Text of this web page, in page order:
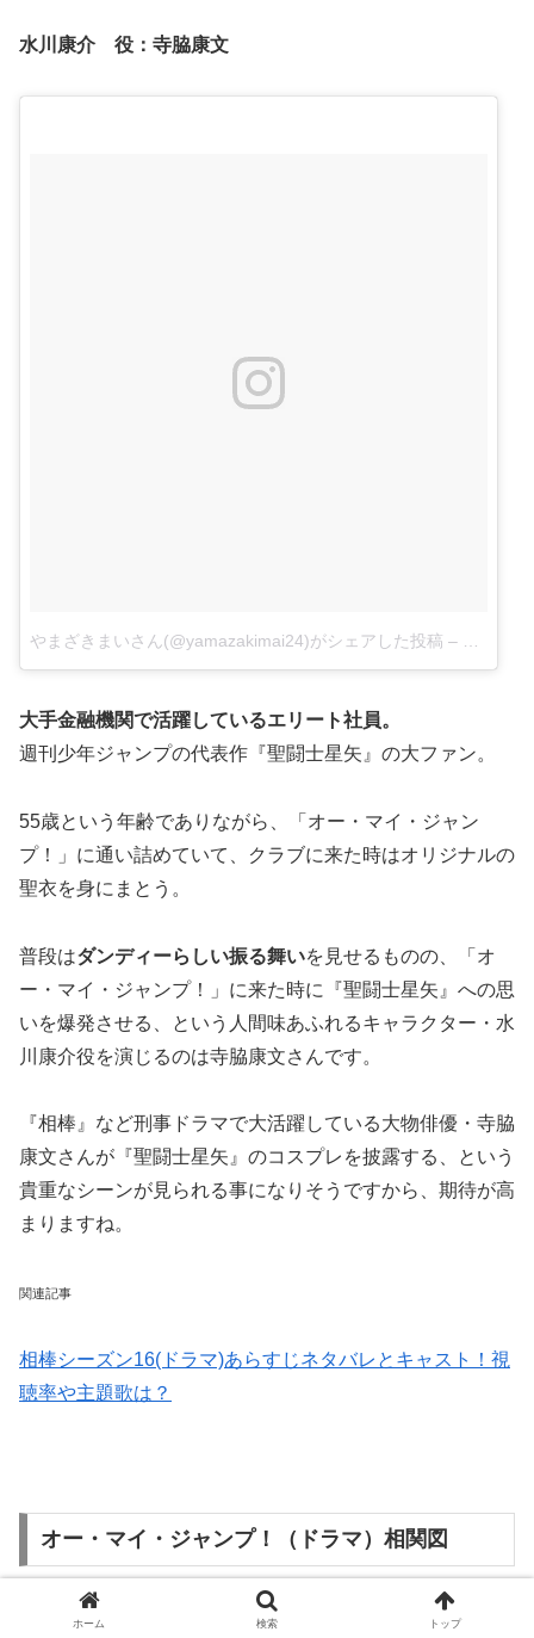
水川康介 役： 寺脇康文
やまざきまいさん(@yamazakimai24)がシェアした投稿 –
大手金融機関で活躍しているエリート社員。
週刊少年ジャンプの代表作『聖闘士星矢』の大ファン。
55歳という年齢でありながら、「オー・マイ・ジャン
プ！」に通い詰めていて、クラブに来た時はオリジナルの
聖衣を身にまとう。
普段はダンディーらしい振る舞いを見せるものの、「オ
ー・マイ・ジャンプ！」に来た時に『聖闘士星矢』への思
いを爆発させる、という人間味あふれるキャラクター・水
川康介役を演じるのは寺脇康文さんです。
『相棒』など刑事ドラマで大活躍している大物俳優・寺脇
康文さんが『聖闘士星矢』のコスプレを披露する、という
貴重なシーンが見られる事になりそうですから、期待が高
まりますね。
関連記事
相棒シーズン16(ドラマ)あらすじネタバレとキャスト！視
聴率や主題歌は？
オー・マイ・ジャンプ！（ドラマ）相関図
ドラマ『オー・マイ・ジャンプ！』の は公開されま
ホーム 検索 トップ